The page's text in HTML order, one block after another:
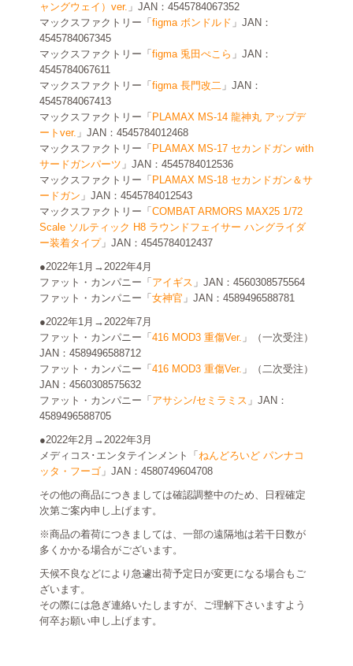
ャングウェイ）ver. 」JAN：4545784067352
マックスファクトリー「 figma ボンドルド 」JAN：
4545784067345
マックスファクトリー「 figma 兎田ぺこら 」JAN：
4545784067611
マックスファクトリー「 figma 長門改二 」JAN：
4545784067413
マックスファクトリー「 PLAMAX MS-14 龍神丸 アップデ
ートver. 」JAN：4545784012468
マックスファクトリー「 PLAMAX MS-17 セカンドガン with
サードガンパーツ 」JAN：4545784012536
マックスファクトリー「 PLAMAX MS-18 セカンドガン＆サ
ードガン 」JAN：4545784012543
マックスファクトリー「 COMBAT ARMORS MAX25 1/72
Scale ソルティック H8 ラウンドフェイサー ハングライダ
ー装着タイプ」JAN：4545784012437
●2022年1月→2022年4月
ファット・カンパニー「 アイギス 」JAN：4560308575564
ファット・カンパニー「 女神官 」JAN：4589496588781
●2022年1月→2022年7月
ファット・カンパニー「 416 MOD3 重傷Ver. 」（一次受注）
JAN：4589496588712
ファット・カンパニー「 416 MOD3 重傷Ver. 」（二次受注）
JAN：4560308575632
ファット・カンパニー「 アサシン/セミラミス 」JAN：
4589496588705
●2022年2月→2022年3月
メディコス･エンタテインメント「 ねんどろいど パンナコ
ッタ・フーゴ 」JAN：4580749604708
その他の商品につきましては確認調整中のため、日程確定
次第ご案内申し上げます。
※商品の着荷につきましては、一部の遠隔地は若干日数が
多くかかる場合がございます。
天候不良などにより急遽出荷予定日が変更になる場合もご
ざいます。
その際には急ぎ連絡いたしますが、ご理解下さいますよう
何卒お願い申し上げます。